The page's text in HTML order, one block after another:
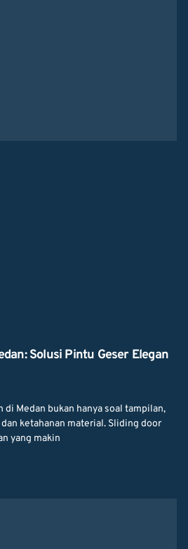
Solusi Pintu Geser Elegan
Medan bukan hanya soal tampilan,
ketahanan material. Sliding door
yang makin